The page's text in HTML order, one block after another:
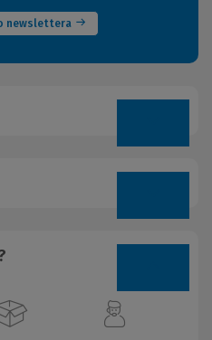
newslettera